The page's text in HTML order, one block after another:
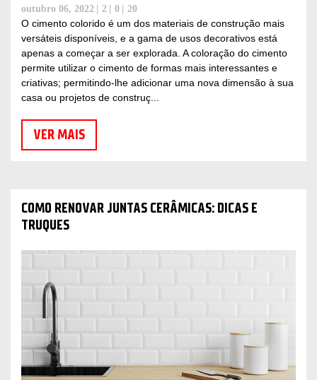
outubro 06, 2022 2 0 20
O cimento colorido é um dos materiais de construção mais
versáteis disponíveis, e a gama de usos decorativos está
apenas a começar a ser explorada. A coloração do cimento
permite utilizar o cimento de formas mais interessantes e
criativas; permitindo-lhe adicionar uma nova dimensão à sua
casa ou projetos de construç...
VER MAIS
COMO RENOVAR JUNTAS CERÂMICAS: DICAS E
TRUQUES